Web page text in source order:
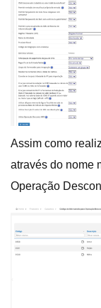
Assim como
através do nome
Operação